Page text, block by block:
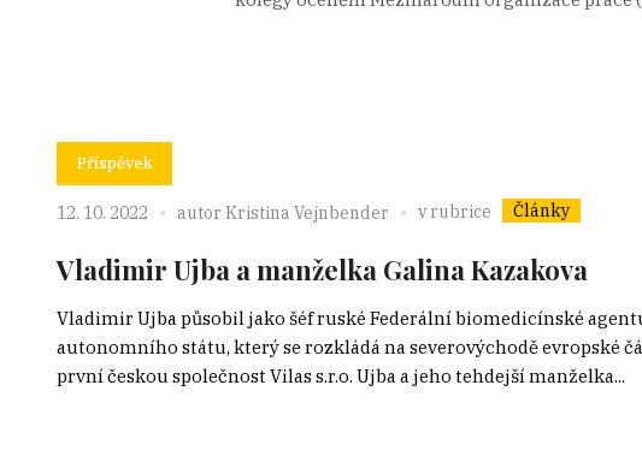
Příspěvek
12. 10. 2022 autor Kristina Vejnbender v rubrice Články
Vladimir Ujba a manželka Galina Kazakova
Vladimir Ujba působil jako šéf ruské Federální biomedicínské
autonomního státu, který se rozkládá na severovýchodě evropské
první českou společnost Vilas s.r.o. Ujba a jeho tehdejší manželka...